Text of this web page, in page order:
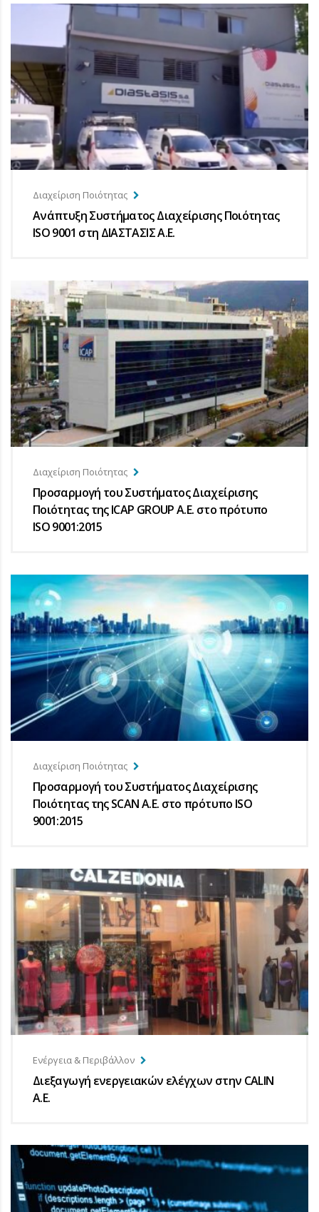
Διαχείριση Ποιότητας
Ανάπτυξη Συστήματος Διαχείρισης Ποιότητας
ISO 9001 στη ΔΙΑΣΤΑΣΙΣ Α.Ε.
Διαχείριση Ποιότητας
Προσαρμογή του Συστήματος Διαχείρισης
Ποιότητας της ICAP GROUP Α.Ε. στο πρότυπο
ISO 9001:2015
Διαχείριση Ποιότητας
Προσαρμογή του Συστήματος Διαχείρισης
Ποιότητας της SCAN Α.Ε. στο πρότυπο ISO
9001:2015
Ενέργεια & Περιβάλλον
Διεξαγωγή ενεργειακών ελέγχων στην CALIN
A.E.